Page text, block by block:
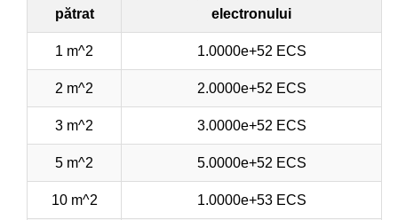
pătrat
electronului
1 m^2 1.0000e+52 ECS
2 m^2 2.0000e+52 ECS
3 m^2 3.0000e+52 ECS
5 m^2 5.0000e+52 ECS
10 m^2 1.0000e+53 ECS